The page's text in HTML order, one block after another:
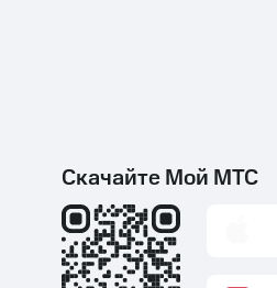
Скачайте Мой МТС